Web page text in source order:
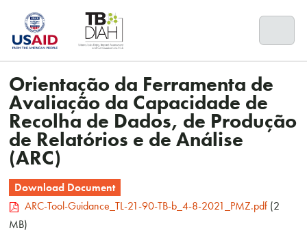
content
Orientação da Ferramenta de
Avaliação da Capacidade de
Recolha de Dados, de Produção
de Relatórios e de Análise
(ARC)
Download Document
ARC-Tool-Guidance_TL-21-90-TB-b_4-8-2021_PMZ.pdf (2
MB)